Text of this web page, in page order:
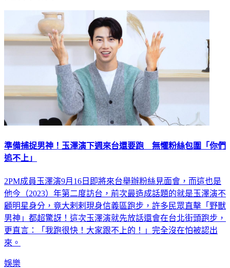
準備捕捉男神！玉澤演下週來台還要跑 無懼粉絲包圍「你們
追不上」
2PM成員玉澤演9月16日即將來台舉辦粉絲見面會，而這也是
他今（2023）年第二度訪台，前次最造成話題的就是玉澤演不
顧明星身分，竟大剌剌現身信義區跑步，許多民眾直擊「野獸
男神」都超驚訝！這次玉澤演就先放話還會在台北街頭跑步，
更直言：「我跑很快！大家跟不上的！」完全沒在怕被認出
來。
娛樂